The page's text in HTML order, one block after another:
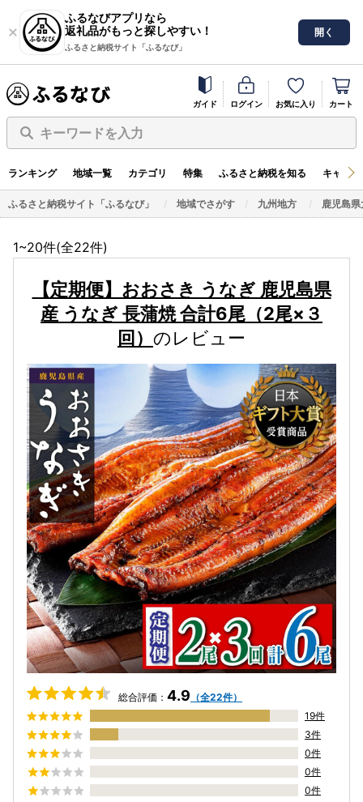
ふるなびアプリなら
返礼品がもっと探しやすい！
ふるさと納税サイト「ふるなび」
開く
ガイド ログイン お気に入り カート
キーワードを入力
ランキング 地域一覧 カテゴリ 特集 ふるさと納税を知る キャン
ふるさと納税サイト「ふるなび」 地域でさがす 九州地方 鹿児島
1~20件(全22件)
【定期便】おおさき うなぎ 鹿児島県
産 うなぎ 長蒲焼 合計6尾（2尾×３
回） のレビュー
総合評価： 4.9 （全22件）
19件
3件
0件
0件
0件